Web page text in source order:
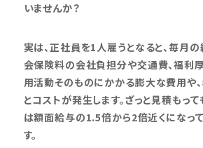
いませんか？
実は、正社員を1人雇うとなると、毎月の
会保険料の会社負担分や交通費、福利
用活動そのものにかかる膨大な費用や
とコストが発生します。ざっと見積もっ
は額面給与の1.5倍から2倍近くになっ
す。